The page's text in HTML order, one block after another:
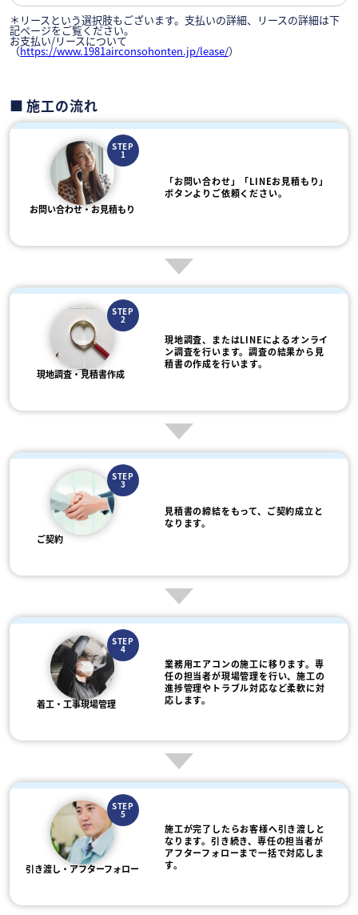
＊リースという選択肢もございます。支払いの詳細、リースの詳細は下
記ページをご覧ください。
お支払い/リースについて
（https://www.1981airconsohonten.jp/lease/）
施工の流れ
STEP
1
お問い合わせ・お見積もり
「お問い合わせ」「LINEお見積もり」
ボタンよりご依頼ください。
STEP
2
現地調査・見積書作成
現地調査、またはLINEによるオンライ
ン調査を行います。調査の結果から見
積書の作成を行います。
STEP
3
ご契約
見積書の締結をもって、ご契約成立と
なります。
STEP
4
着工・工事現場管理
業務用エアコンの施工に移ります。専
任の担当者が現場管理を行い、施工の
進捗管理やトラブル対応など柔軟に対
応します。
STEP
5
引き渡し・アフターフォロー
施工が完了したらお客様へ引き渡しと
なります。引き続き、専任の担当者が
アフターフォローまで一括で対応しま
す。